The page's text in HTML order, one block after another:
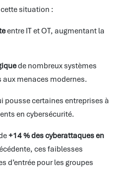
situation :
entre IT et OT, augmentant la
de nombreux systèmes
menaces modernes.
pousse certaines entreprises à
en cybersécurité.
+14 % des cyberattaques en
ces faiblesses
d’entrée pour les groupes